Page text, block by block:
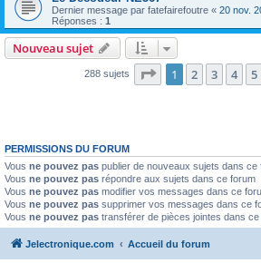
Dernier message par fatefairefoutre « 20 nov.
Réponses : 1
Nouveau sujet
288 sujets Page 1sur12
1 2 3 4 5
PERMISSIONS DU FORUM
Vous ne pouvez pas publier de nouveaux sujets dans ce
Vous ne pouvez pas répondre aux sujets dans ce forum
Vous ne pouvez pas modifier vos messages dans ce
Vous ne pouvez pas supprimer vos messages dans ce
Vous ne pouvez pas transférer de pièces jointes dans ce
Jelectronique.com Accueil du forum